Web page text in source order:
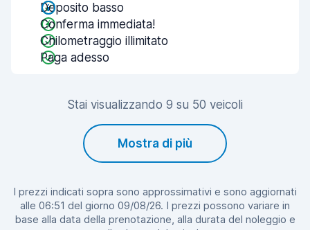
Deposito basso
Conferma immediata!
Chilometraggio illimitato
Paga adesso
Stai visualizzando 9 su 50 veicoli
Mostra di più
I prezzi indicati sopra sono approssimativi e sono aggiornati
alle 06:51 del giorno 09/08/26. I prezzi possono variare in
base alla data della prenotazione, alla durata del noleggio e